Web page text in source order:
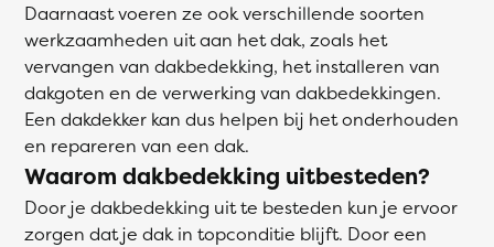
Daarnaast voeren ze ook verschillende soorten
werkzaamheden uit aan het dak, zoals het
vervangen van dakbedekking, het installeren van
dakgoten en de verwerking van dakbedekkingen.
Een dakdekker kan dus helpen bij het onderhouden
en repareren van een dak.
Waarom dakbedekking uitbesteden?
Door je dakbedekking uit te besteden kun je ervoor
zorgen dat je dak in topconditie blijft. Door een